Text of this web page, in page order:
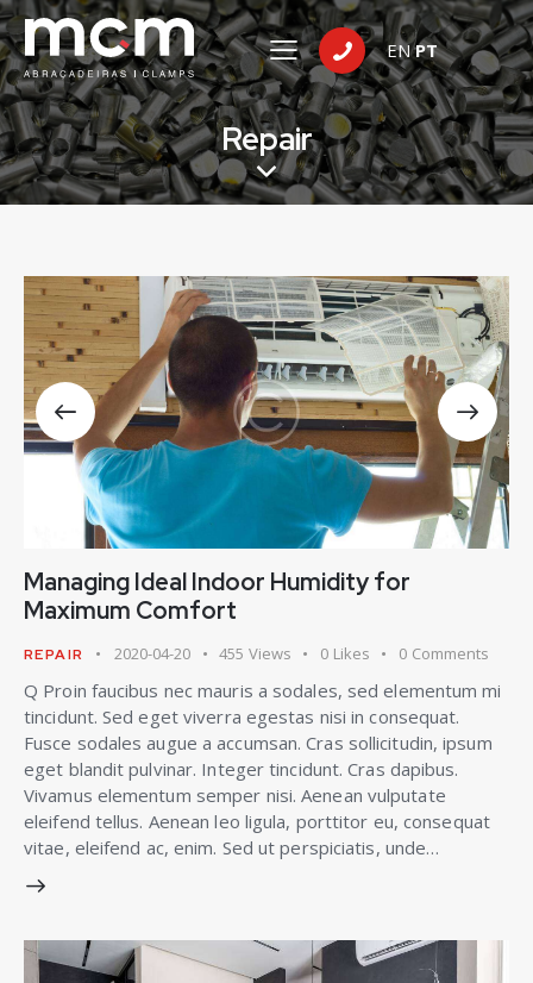
EN PT
Repair
Managing Ideal Indoor Humidity for
Maximum Comfort
REPAIR 2020-04-20 455 Views 0 Likes 0 Comments
Q Proin faucibus nec mauris a sodales, sed elementum mi
tincidunt. Sed eget viverra egestas nisi in consequat.
Fusce sodales augue a accumsan. Cras sollicitudin, ipsum
eget blandit pulvinar. Integer tincidunt. Cras dapibus.
Vivamus elementum semper nisi. Aenean vulputate
eleifend tellus. Aenean leo ligula, porttitor eu, consequat
vitae, eleifend ac, enim. Sed ut perspiciatis, unde…